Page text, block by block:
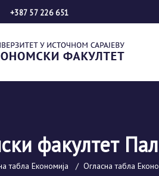
+387 57 226 651
факултет
табла Економија / Огласна табла